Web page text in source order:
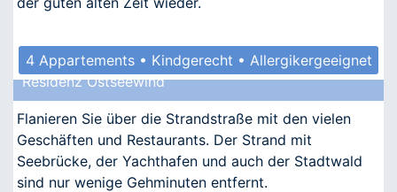
4 Appartements • Kindgerecht • Allergikergeeignet
Residenz Ostseewind
Flanieren Sie über die Strandstraße mit den vielen
Geschäften und Restaurants. Der Strand mit
Seebrücke, der Yachthafen und auch der Stadtwald
sind nur wenige Gehminuten entfernt.